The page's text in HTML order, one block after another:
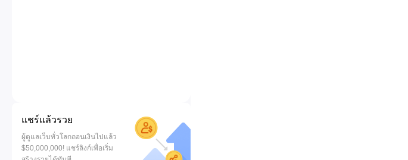
แชร์แล้วรวย
ผู้ดูแลเว็บทั่วโลกถอนเงินไปแล้ว
$50,000,000! แชร์ลิงก์เพื่อเริ่ม